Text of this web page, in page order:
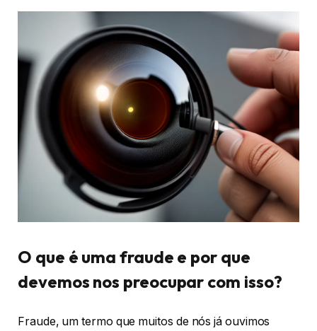
O que é uma fraude e por que
devemos nos preocupar com isso?
Fraude, um termo que muitos de nós já ouvimos